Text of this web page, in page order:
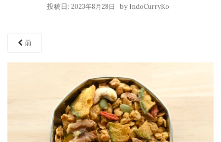
投稿日: 2023年8月28日 by IndoCurryKo
前